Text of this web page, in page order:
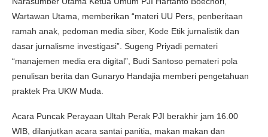
Wartawan Utama, memberikan “materi UU Pers, penberitaan
ramah anak, pedoman media siber, Kode Etik jurnalistik dan
dasar jurnalisme investigasi”. Sugeng Priyadi pemateri
“manajemen media era digital”, Budi Santoso pemateri pola
penulisan berita dan Gunaryo Handajia memberi pengetahuan
praktek Pra UKW Muda.
Acara Puncak Perayaan Ultah Perak PJI berakhir jam 16.00
WIB, dilanjutkan acara santai panitia, makan makan dan